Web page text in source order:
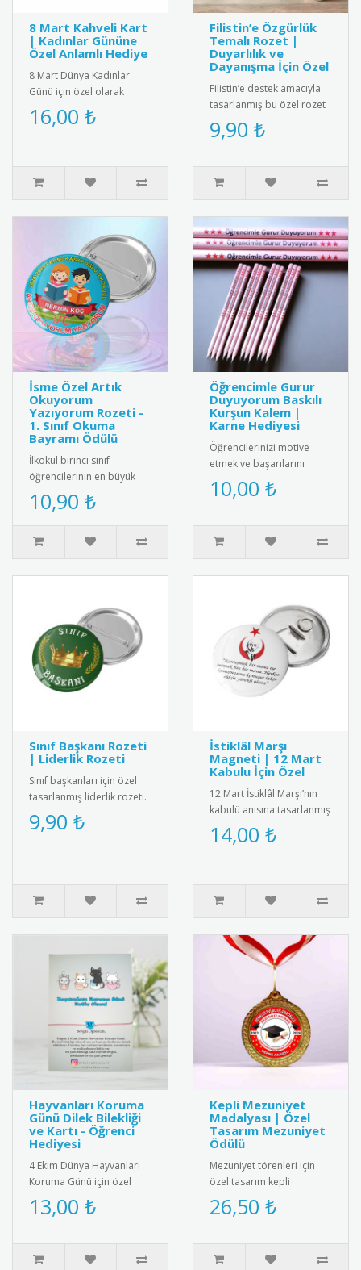
8 Mart Kahveli Kart
| Kadınlar Gününe
Özel Anlamlı Hediye
8 Mart Dünya Kadınlar
Günü için özel olarak
tasarlanmış kahveli kart.
Renkli ve zarif tasarımıyla
16,00 ₺
Filistin’e Özgürlük
Temalı Rozet |
Duyarlılık ve
Dayanışma İçin Özel
Filistin’e destek amacıyla
tasarlanmış bu özel rozet
modeli, özgürlük ve adalet
vurgusu taşıyan anla..
9,90 ₺
İsme Özel Artık
Okuyorum
Yazıyorum Rozeti -
1. Sınıf Okuma
Bayramı Ödülü
İlkokul birinci sınıf
öğrencilerinin en büyük
akademik dönüm noktası
olan okuma-yazmaya
geçiş süreci..
10,90 ₺
Öğrencimle Gurur
Duyuyorum Baskılı
Kurşun Kalem |
Karne Hediyesi
Öğrencilerinizi motive
etmek ve başarılarını
ödüllendirmek için harika
bir hediye! Üzerinde
10,00 ₺
Sınıf Başkanı Rozeti
| Liderlik Rozeti
Sınıf başkanları için özel
tasarlanmış liderlik rozeti.
Öğrencilerin sorumluluk
bilincini geliştiren..
9,90 ₺
İstiklâl Marşı
Magneti | 12 Mart
Kabulu İçin Özel
12 Mart İstiklâl Marşı’nın
kabulü anısına tasarlanmış
magnet. Canlı baskı
kalitesiyle fotoğraflı ya ..
14,00 ₺
Hayvanları Koruma
Günü Dilek Bilekliği
ve Kartı - Öğrenci
Hediyesi
4 Ekim Dünya Hayvanları
Koruma Günü için özel
olarak hazırlanan bu
anlamlı hediye kartı ve
13,00 ₺
Kepli Mezuniyet
Madalyası | Özel
Tasarım Mezuniyet
Ödülü
Mezuniyet törenleri için
özel tasarım kepli
madalya. Öğrencilerin
eğitim hayatındaki
26,50 ₺